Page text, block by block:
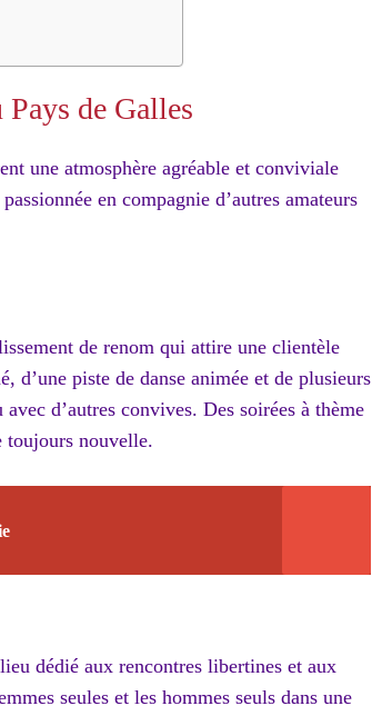
de Galles
une atmosphère agréable et conviviale
en compagnie d’autres amateurs
de renom qui attire une clientèle
d’une piste de danse animée et de plusieurs
d’autres convives. Des soirées à thème
toujours nouvelle.
dédié aux rencontres libertines et aux
seules et les hommes seuls dans une